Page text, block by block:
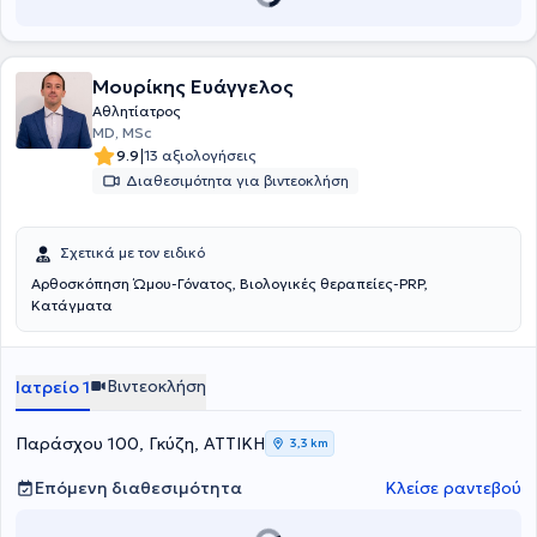
Μεταβολισμού των Οστών.
Μουρίκης Ευάγγελος
Αθλητίατρος
MD, MSc
9.9|13 αξιολογήσεις
Διαθεσιμότητα για βιντεοκλήση
Σχετικά με τον ειδικό
Αρθοσκόπηση Ώμου-Γόνατος, Βιολογικές θεραπείες-PRP,
Κατάγματα
Ιατρείο 1 Βιντεοκλήση
Παράσχου 100, Γκύζη, ΑΤΤΙΚΗ 3,3 km
Επόμενη διαθεσιμότητα Κλείσε ραντεβού